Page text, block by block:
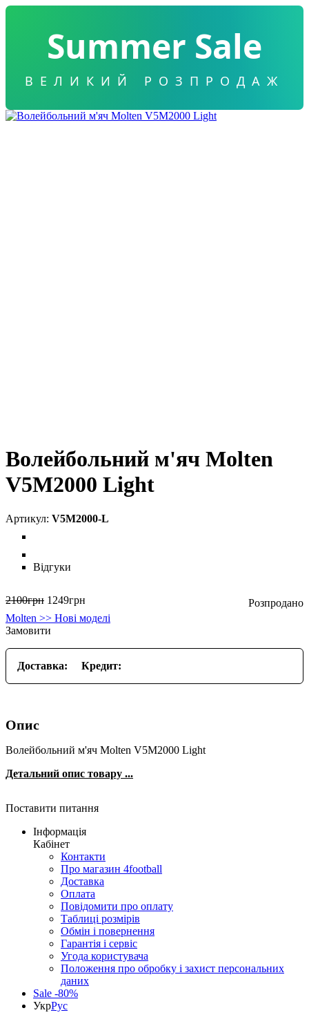
Summer Sale
ВЕЛИКИЙ РОЗПРОДАЖ
Волейбольний м'яч Molten
V5M2000 Light
V5M2000-L
Відгуки
2100грн 1249грн
Molten >> Нові моделі
Замовити
Доставка: Кредит:
Опис
Волейбольний м'яч Molten V5M2000 Light
Детальний опис товару ...
Поставити питання
Інформація
Кабінет
Контакти
Про магазин 4football
Доставка
Оплата
Повідомити про оплату
Таблиці розмірів
Обмін і повернення
Гарантія і сервіс
Угода користувача
Положення про обробку і захист персональних
даних
Sale -80%
УкрРус